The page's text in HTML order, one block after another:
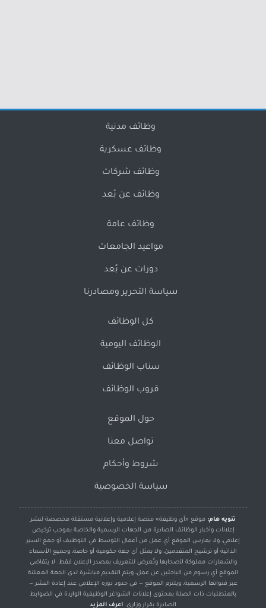
وظائف مدنية
وظائف عسكرية
وظائف شركات
وظائف عن بُعد
وظائف عامة
مواعيد الجامعات
دورات عن بُعد
سياسة التحرير ومصادرنا
كل الوظائف
الوظائف اليومية
سناب الوظائف
قروب الوظائف
حول الموقع
تواصل معنا
شروط وأحكام
سياسة الخصوصية
تنويه هام: موقع «أي وظيفة» منصة إعلامية وإعلانية مستقلة مخصصة لنشر
إعلانات وأخبار الوظائف الصادرة من الجهات الرسمية والخاصة بموجب ترخيص
إعلامي، ولا يمارس الموقع أي عمل من أعمال التوسط في التوظيف أو جمع السير
الذاتية أو ترشيح المتقدمين، ولا يمثل أي جهة حكومية أو خاصة، وجميع الأسماء
والشعارات مملوكة لأصحابها وتُعرض للتعريف بمصدر الإعلان فقط. لا يتقاضى
الموقع أي رسوم من الباحثين عن عمل، ويتم التقديم مباشرة لدى الجهة المعلنة
عبر قنواتها الرسمية، ويلتزم الموقع — في حدود دوره الإعلامي عند إعادة النشر —
بالمتطلبات ذات الصلة بمحتوى إعلانات الشواغر الوظيفية الواردة في الضوابط
الصادرة بقرار وزاري. اعرف المزيد